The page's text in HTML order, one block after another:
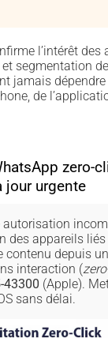
l’intérêt des
segmentation
jamais
de
zero-
jour urgente
autorisation
des appareils
contenu depuis
interaction (
43300 (Apple).
sans délai.